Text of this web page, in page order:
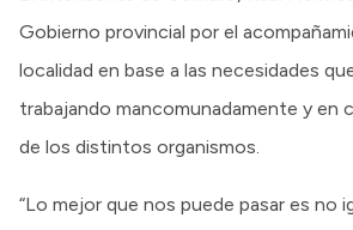
Gobierno provincial por el
localidad en base a las necesidades
trabajando mancomunadamente y en
de los distintos organismos.
“Lo mejor que nos puede pasar es no